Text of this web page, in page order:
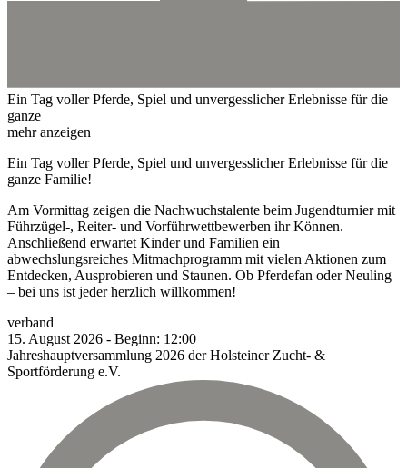
Ein Tag voller Pferde, Spiel und unvergesslicher Erlebnisse für die
ganze
mehr anzeigen
Ein Tag voller Pferde, Spiel und unvergesslicher Erlebnisse für die
ganze Familie!
Am Vormittag zeigen die Nachwuchstalente beim Jugendturnier mit
Führzügel-, Reiter- und Vorführwettbewerben ihr Können.
Anschließend erwartet Kinder und Familien ein
abwechslungsreiches Mitmachprogramm mit vielen Aktionen zum
Entdecken, Ausprobieren und Staunen. Ob Pferdefan oder Neuling
– bei uns ist jeder herzlich willkommen!
verband
15. August 2026 - Beginn: 12:00
Jahreshauptversammlung 2026 der Holsteiner Zucht- &
Sportförderung e.V.